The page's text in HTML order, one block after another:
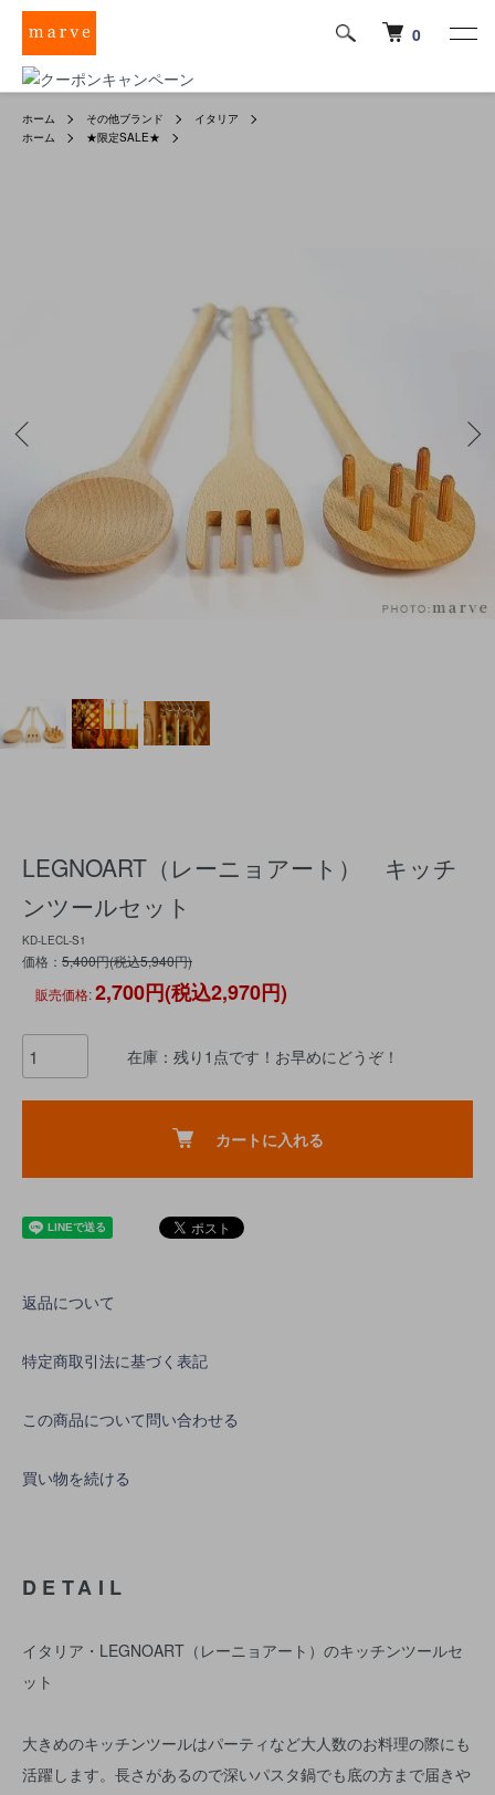
0
ホーム その他ブランド
イタリア
ホーム
★限定SALE★
LEGNOART（レーニョアート） キッチ
ンツールセット
KD-LECL-S1
価格： 5,400円(税込5,940円)
販売価格:2,700円(税込2,970円)
在庫：残り1点です！お早めにどうぞ！
カートに入れる
返品について
特定商取引法に基づく表記
この商品について問い合わせる
買い物を続ける
DETAIL
イタリア・LEGNOART（レーニョアート）のキッチンツールセ
ット
大きめのキッチンツールはパーティなど大人数のお料理の際にも
活躍します。長さがあるので深いパスタ鍋でも底の方まで届きや